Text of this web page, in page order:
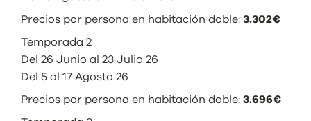
Precios por persona en habitación doble: 3.302€
Temporada 2
Del 26 Junio al 23 Julio 26
Del 5 al 17 Agosto 26
Precios por persona en habitación doble: 3.696€